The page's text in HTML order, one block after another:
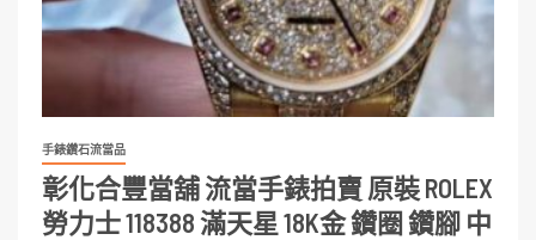
手錶鑽石流當品
彰化合豐當舖 流當手錶拍賣 原裝 ROLEX
勞力士 118388 滿天星 18K金 鑽圈 鑽腳 中